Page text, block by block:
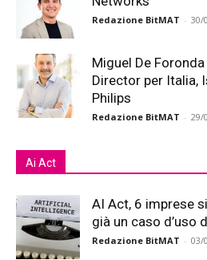
Redazione BitMAT - 30/
Miguel De
Director per Italia,
Philips
Redazione BitMAT - 29/
Ai Act
AI Act, 6 imprese
già un caso d’uso
Redazione BitMAT - 03/